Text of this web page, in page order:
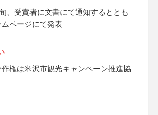
、受賞者に文書にて通知するととも
ページにて発表
権は米沢市観光キャンペーン推進協